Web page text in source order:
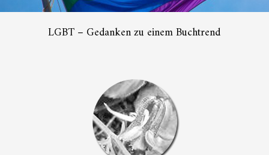
LGBT – Gedanken zu einem Buchtrend